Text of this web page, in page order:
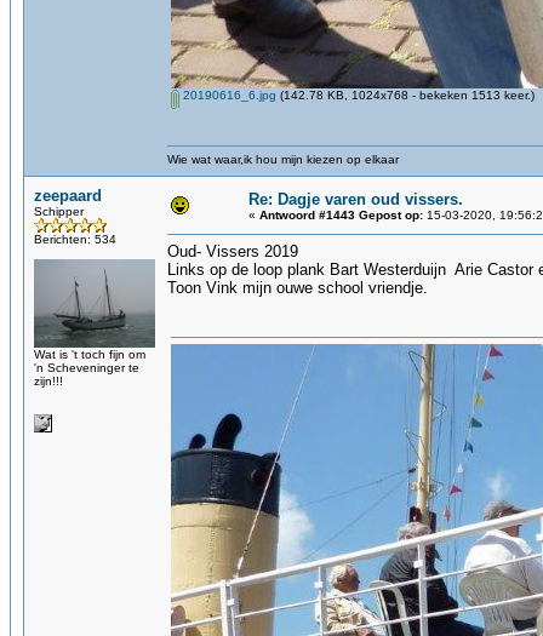
20190616_6.jpg (142.78 KB, 1024x768 - bekeken 1513 keer.)
Wie wat waar,ik hou mijn kiezen op elkaar
zeepaard
Schipper
Berichten: 534
Wat is 't toch fijn om
'n Scheveninger te
zijn!!!
Re: Dagje varen oud vissers.
« Antwoord #1443 Gepost op: 15-03-2020,
Oud- Vissers 2019
Links op de loop plank Bart Westerduijn Arie Castor
Toon Vink mijn ouwe school vriendje.